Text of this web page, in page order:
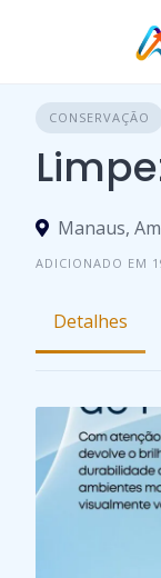
CONSERVAÇÃO
Manaus,
ADICIONADO EM
Detalhes